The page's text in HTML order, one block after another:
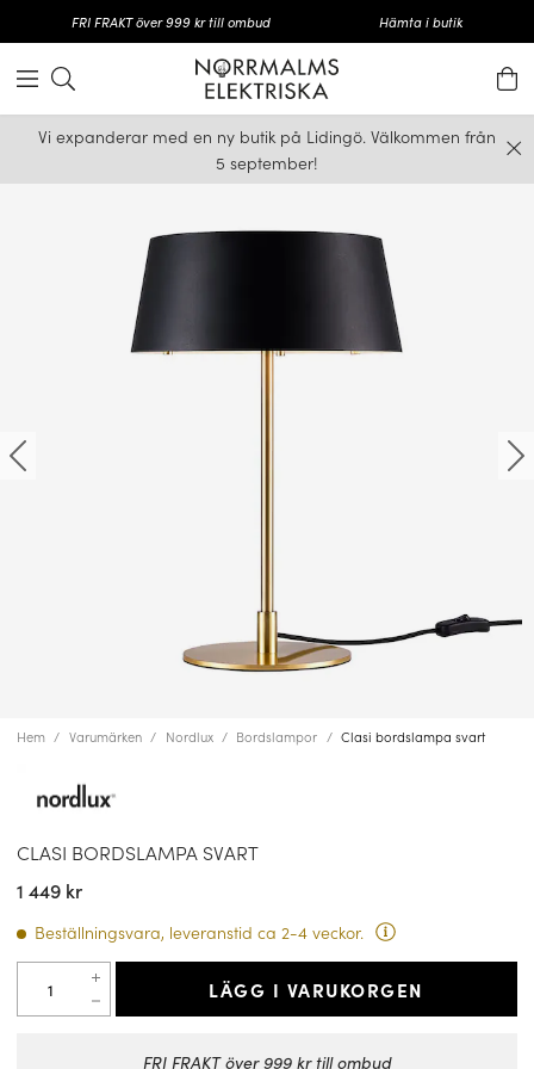
FRI FRAKT över 999 kr till ombud Hämta i butik
Vi expanderar med en ny butik på Lidingö. Välkommen från
5 september!
Hem Varumärken Nordlux Bordslampor Clasi bordslampa svart
CLASI BORDSLAMPA SVART
1 449 kr
Beställningsvara, leveranstid ca 2-4 veckor.
LÄGG I VARUKORGEN
FRI FRAKT över 999 kr till ombud